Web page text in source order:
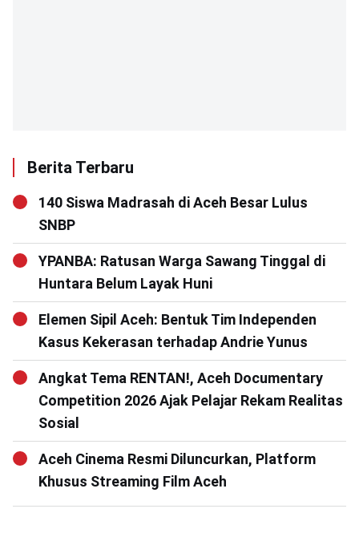
Berita Terbaru
140 Siswa Madrasah di Aceh Besar Lulus
SNBP
YPANBA: Ratusan Warga Sawang Tinggal di
Huntara Belum Layak Huni
Elemen Sipil Aceh: Bentuk Tim Independen
Kasus Kekerasan terhadap Andrie Yunus
Angkat Tema RENTAN!, Aceh Documentary
Competition 2026 Ajak Pelajar Rekam Realitas
Sosial
Aceh Cinema Resmi Diluncurkan, Platform
Khusus Streaming Film Aceh